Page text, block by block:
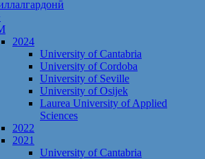
2024
University of Cantabria
University of Cordoba
University of Seville
University of Osijek
Laurea University of Applied
Sciences
2022
2021
University of Cantabria